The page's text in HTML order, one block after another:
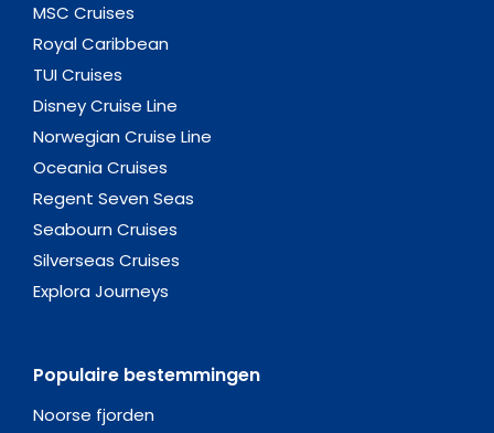
MSC Cruises
Royal Caribbean
TUI Cruises
Disney Cruise Line
Norwegian Cruise Line
Oceania Cruises
Regent Seven Seas
Seabourn Cruises
Silverseas Cruises
Explora Journeys
Populaire bestemmingen
Noorse fjorden